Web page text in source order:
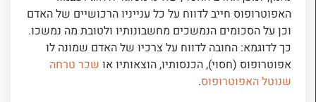
האפוטרופוס חייב לדווח על כל ענייניו הרכושיים של האדם
וכן על הסכומים הנמשכים מחשבונותיו ולטובת מה נמשכו.
כך לדוגמא: החובה לדווח על צרכיו של האדם שמונה לו
אפוטרופוס (חסוי), הכנסותיו, הוצאותיו או שכר טרחה
שנוטל האפוטרופוס.